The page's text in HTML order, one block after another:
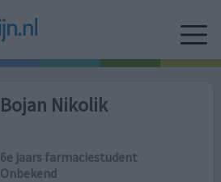
Bojan Nikolik
6e jaars farmaciestudent
Onbekend